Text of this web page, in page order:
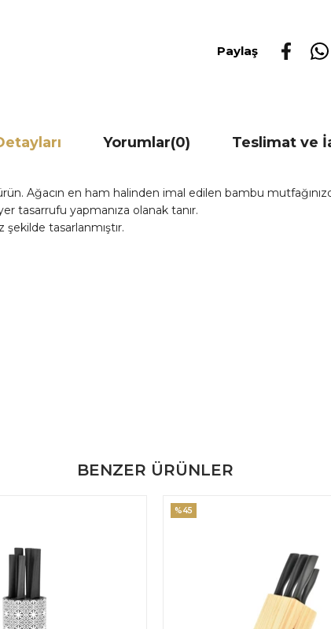
Paylaş
Yorumlar(0) Teslimat ve
Ağacın en ham halinden imal edilen bambu
tasarrufu yapmanıza olanak tanır.
tasarlanmıştır.
BENZER ÜRÜNLER
%45